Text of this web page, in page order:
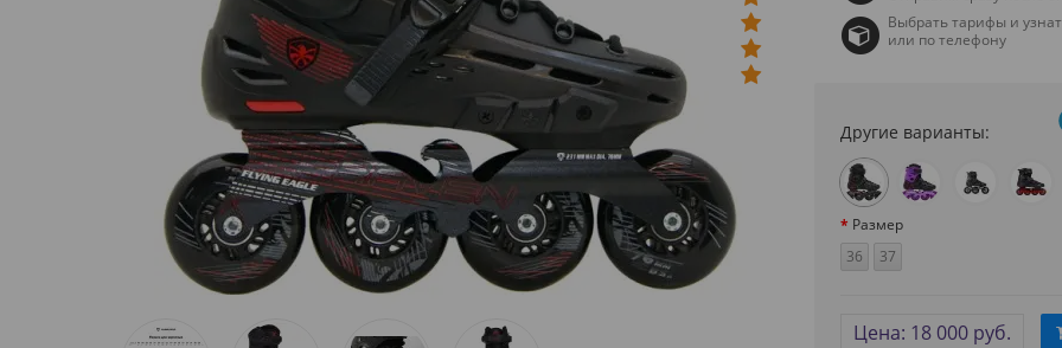
Выбрать тарифы и
или по телефону
Другие варианты:
Размер
36
37
Цена: 18 000 руб.